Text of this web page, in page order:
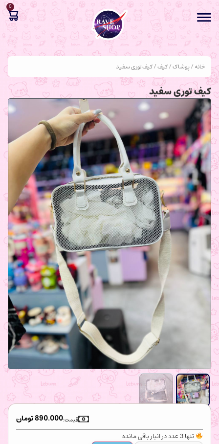
0
خانه/پوشاک/کیف/ کیف توری سفید
کیف توری سفید
890.000تومان قیمت:
تنها 3 عدد در انبار باقی مانده